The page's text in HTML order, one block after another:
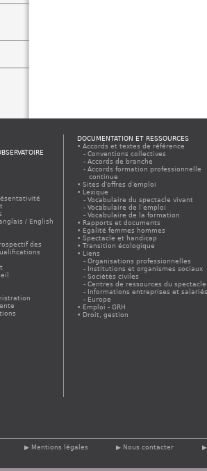
/ English
des
DOCUMENTATION ET RESSOURCES
Accords et textes de référence
Conventions collectives
Accords de branche
Accords formation professionnelle
continue
Sites d'offres d'emploi
Lexique
Vocabulaire du spectacle vivant
Vocabulaire de l’emploi
Vocabulaire de la formation
Rapports et documents
Egalité femmes hommes
Spectacle et handicap
Transition écologique
Liens
Organisations professionnelles
Institutions et organismes sociaux
Sociétés civiles
Centres de ressources du spectacle
Informations entreprises et
Europe
Emploi - GRH
Droit, gestion
Mentions légales Nous contacter